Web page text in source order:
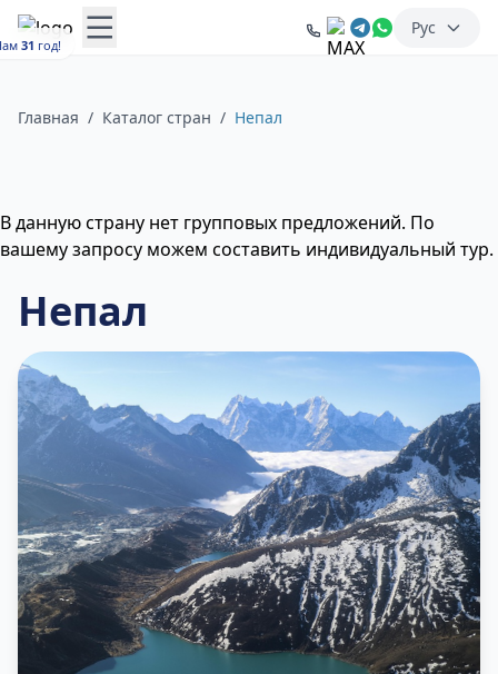
31 год!
Рус
Главная / Каталог стран / Непал
В данную страну нет групповых предложений. По
вашему запросу можем составить индивидуальный тур.
Непал